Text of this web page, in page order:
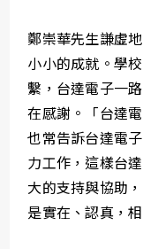
鄭崇華先生謙虛
小小的成就。學
繫，台達電子一
在感謝。「台達
也常告訴台達電
力工作，這樣台
大的支持與協助
是實在、認真，